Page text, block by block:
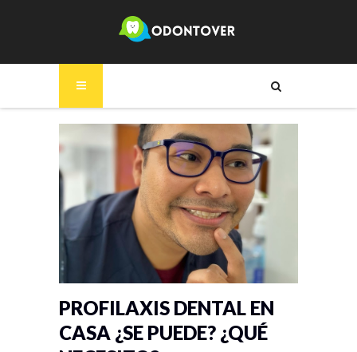
PROFILAXIS DENTAL EN
CASA ¿SE PUEDE? ¿QUÉ